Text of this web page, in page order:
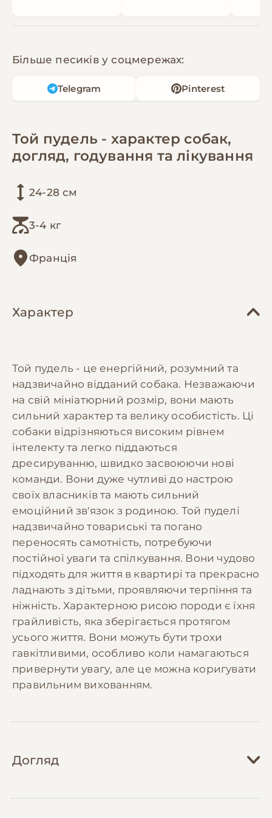
Більше песиків у соцмережах:
Telegram Pinterest
Той пудель - характер собак,
догляд, годування та лікування
24-28 см
3-4 кг
Франція
Характер
Той пудель - це енергійний, розумний та
надзвичайно відданий собака. Незважаючи
на свій мініатюрний розмір, вони мають
сильний характер та велику особистість. Ці
собаки відрізняються високим рівнем
інтелекту та легко піддаються
дресируванню, швидко засвоюючи нові
команди. Вони дуже чутливі до настрою
своїх власників та мають сильний
емоційний зв'язок з родиною. Той пуделі
надзвичайно товариські та погано
переносять самотність, потребуючи
постійної уваги та спілкування. Вони чудово
підходять для життя в квартирі та прекрасно
ладнають з дітьми, проявляючи терпіння та
ніжність. Характерною рисою породи є їхня
грайливість, яка зберігається протягом
усього життя. Вони можуть бути трохи
гавкітливими, особливо коли намагаються
привернути увагу, але це можна коригувати
правильним вихованням.
Догляд